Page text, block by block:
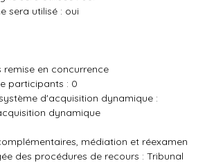
sera utilisé : oui
en concurrence
participants : 0
d'acquisition dynamique :
dynamique
médiation et réexamen
des procédures de recours : Tribunal